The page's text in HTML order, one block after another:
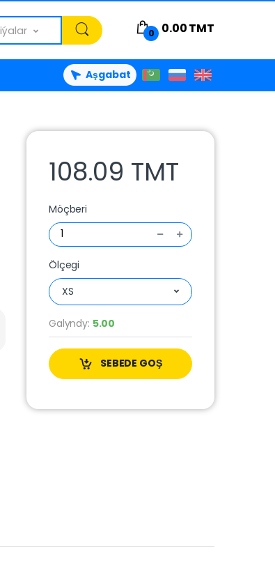
0 0.00TMT
Aşgabat
108.09 TMT
Möçberi
Ölçegi
XS
Galyndy: 5.00
SEBEDE GOŞ